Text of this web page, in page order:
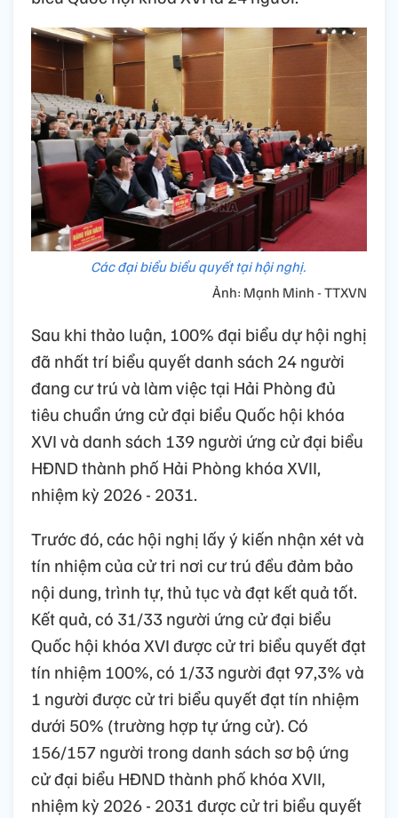
Các đại biểu biểu quyết tại hội nghị.
Ảnh: Mạnh Minh - TTXVN
Sau khi thảo luận, 100% đại biểu dự hội nghị
đã nhất trí biểu quyết danh sách 24 người
đang cư trú và làm việc tại Hải Phòng đủ
tiêu chuẩn ứng cử đại biểu Quốc hội khóa
XVI và danh sách 139 người ứng cử đại biểu
HĐND thành phố Hải Phòng khóa XVII,
nhiệm kỳ 2026 - 2031.
Trước đó, các hội nghị lấy ý kiến nhận xét và
tín nhiệm của cử tri nơi cư trú đều đảm bảo
nội dung, trình tự, thủ tục và đạt kết quả tốt.
Kết quả, có 31/33 người ứng cử đại biểu
Quốc hội khóa XVI được cử tri biểu quyết đạt
tín nhiệm 100%, có 1/33 người đạt 97,3% và
1 người được cử tri biểu quyết đạt tín nhiệm
dưới 50% (trường hợp tự ứng cử). Có
156/157 người trong danh sách sơ bộ ứng
cử đại biểu HĐND thành phố khóa XVII,
nhiệm kỳ 2026 - 2031 được cử tri biểu quyết